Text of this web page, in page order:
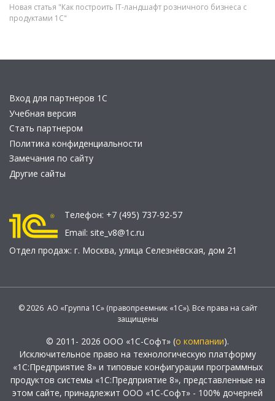
Новая статья "Как построить IT-ландшафт розничного бизнеса с
продуктами 1С"
Вход для партнеров 1С
Учебная версия
Стать партнером
Политика конфиденциальности
Замечания по сайту
Другие сайты
Телефон: +7 (495) 737-92-57
Email: site_v8@1c.ru
Отдел продаж: г. Москва, улица Селезнёвская, дом 21
© 2026 АО «Группа 1С» (правопреемник «1С»). Все права на сайт
защищены
© 2011- 2026 ООО «1С-Софт» (о компании).
Исключительное право на технологическую платформу
«1С:Предприятие 8» и типовые конфигурации программных
продуктов системы «1С:Предприятие 8», представленные на
этом сайте, принадлежит ООО «1С-Софт» - 100% дочерней